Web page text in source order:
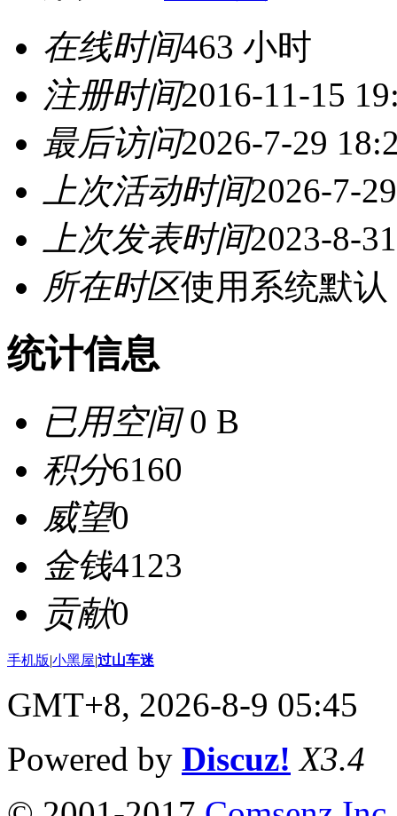
在线时间463 小时
注册时间2016-11-15
最后访问2026-7-29
上次活动时间2026-7-
上次发表时间2023-8-
所在时区使用系统默认
统计信息
已用空间0 B
积分6160
威望0
金钱4123
贡献0
手机版|小黑屋|过山车迷
GMT+8, 2026-8-9 05:45
Powered by Discuz! X3.4